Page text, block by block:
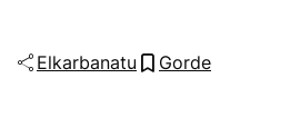
Azken berriak
Elkarbanatu Gorde